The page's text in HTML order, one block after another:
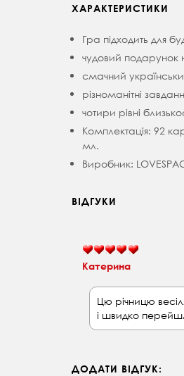
ХАРАКТЕРИСТИКИ
Гра підходить для
чудовий подарунок
смачний
різноманітні
чотири рівні
Комплектація: 92
мл.
Виробник:
ВІДГУКИ
Катерина
Цю річницю
і швидко
ДОДАТИ ВІДГУК: